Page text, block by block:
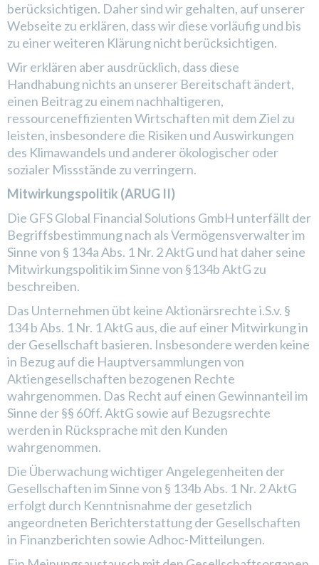
berücksichtigen. Daher sind wir gehalten, auf unserer
Webseite zu erklären, dass wir diese vorläufig und bis
zu einer weiteren Klärung nicht berücksichtigen.
Wir erklären aber ausdrücklich, dass diese
Handhabung nichts an unserer Bereitschaft ändert,
einen Beitrag zu einem nachhaltigeren,
ressourceneffizienten Wirtschaften mit dem Ziel zu
leisten, insbesondere die Risiken und Auswirkungen
des Klimawandels und anderer ökologischer oder
sozialer Missstände zu verringern.
Mitwirkungspolitik (ARUG II)
Die GFS Global Financial Solutions GmbH unterfällt der
Begriffsbestimmung nach als Vermögensverwalter im
Sinne von § 134a Abs. 1 Nr. 2 AktG und hat daher seine
Mitwirkungspolitik im Sinne von §134b AktG zu
beschreiben.
Das Unternehmen übt keine Aktionärsrechte i.S.v. §
134 b Abs. 1 Nr. 1 AktG aus, die auf einer Mitwirkung in
der Gesellschaft basieren. Insbesondere werden keine
in Bezug auf die Hauptversammlungen von
Aktiengesellschaften bezogenen Rechte
wahrgenommen. Das Recht auf einen Gewinnanteil im
Sinne der §§ 60ff. AktG sowie auf Bezugsrechte
werden in Rücksprache mit den Kunden
wahrgenommen.
Die Überwachung wichtiger Angelegenheiten der
Gesellschaften im Sinne von § 134b Abs. 1 Nr. 2 AktG
erfolgt durch Kenntnisnahme der gesetzlich
angeordneten Berichterstattung der Gesellschaften
in Finanzberichten sowie Adhoc-Mitteilungen.